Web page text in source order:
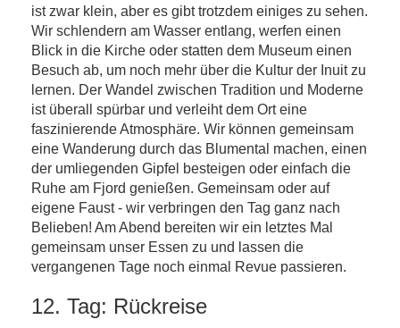
ist zwar klein, aber es gibt trotzdem einiges zu sehen.
Wir schlendern am Wasser entlang, werfen einen
Blick in die Kirche oder statten dem Museum einen
Besuch ab, um noch mehr über die Kultur der Inuit zu
lernen. Der Wandel zwischen Tradition und Moderne
ist überall spürbar und verleiht dem Ort eine
faszinierende Atmosphäre. Wir können gemeinsam
eine Wanderung durch das Blumental machen, einen
der umliegenden Gipfel besteigen oder einfach die
Ruhe am Fjord genießen. Gemeinsam oder auf
eigene Faust - wir verbringen den Tag ganz nach
Belieben! Am Abend bereiten wir ein letztes Mal
gemeinsam unser Essen zu und lassen die
vergangenen Tage noch einmal Revue passieren.
12. Tag: Rückreise